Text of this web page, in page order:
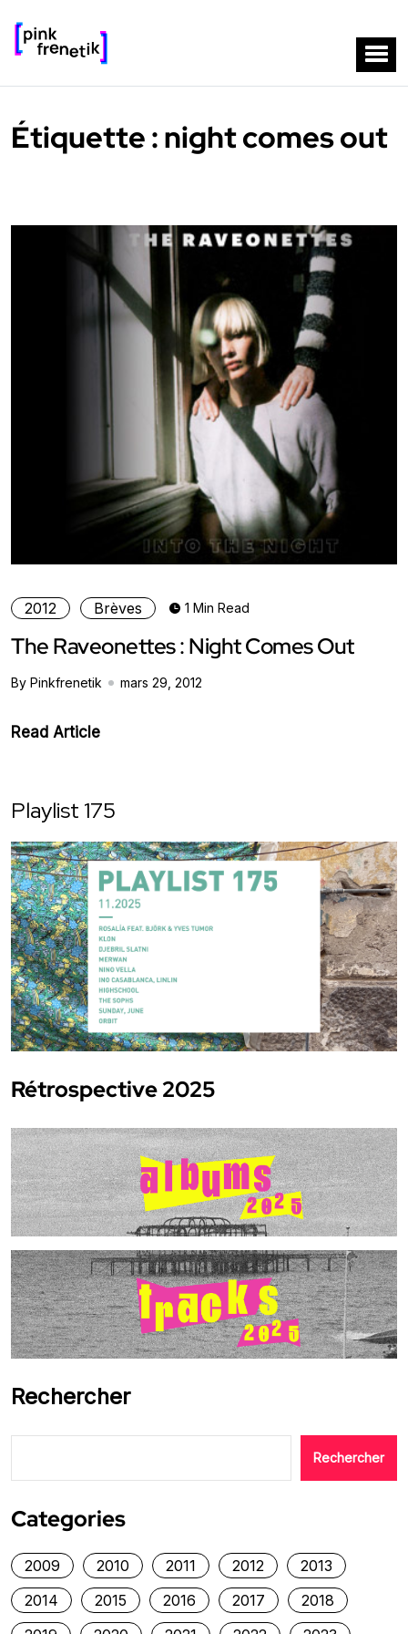
Étiquette :night comes out
2012 Brèves 1 Min Read
The Raveonettes : Night Comes Out
By Pinkfrenetik mars 29, 2012
Read Article
Playlist 175
Rétrospective 2025
Rechercher
Rechercher
Categories
2009 2010 2011 2012
2013
2014
2015 2016 2017
2018